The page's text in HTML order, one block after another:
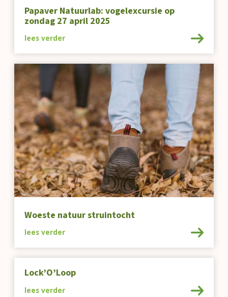
Papaver Natuurlab: vogelexcursie op
zondag 27 april 2025
lees verder
Woeste natuur struintocht
lees verder
Lock’O’Loop
lees verder